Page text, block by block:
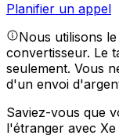
Planifier un appel
Nous utilisons
convertisseur. Le
seulement. Vous
d'un envoi
Saviez-vous que
l'étranger avec Xe